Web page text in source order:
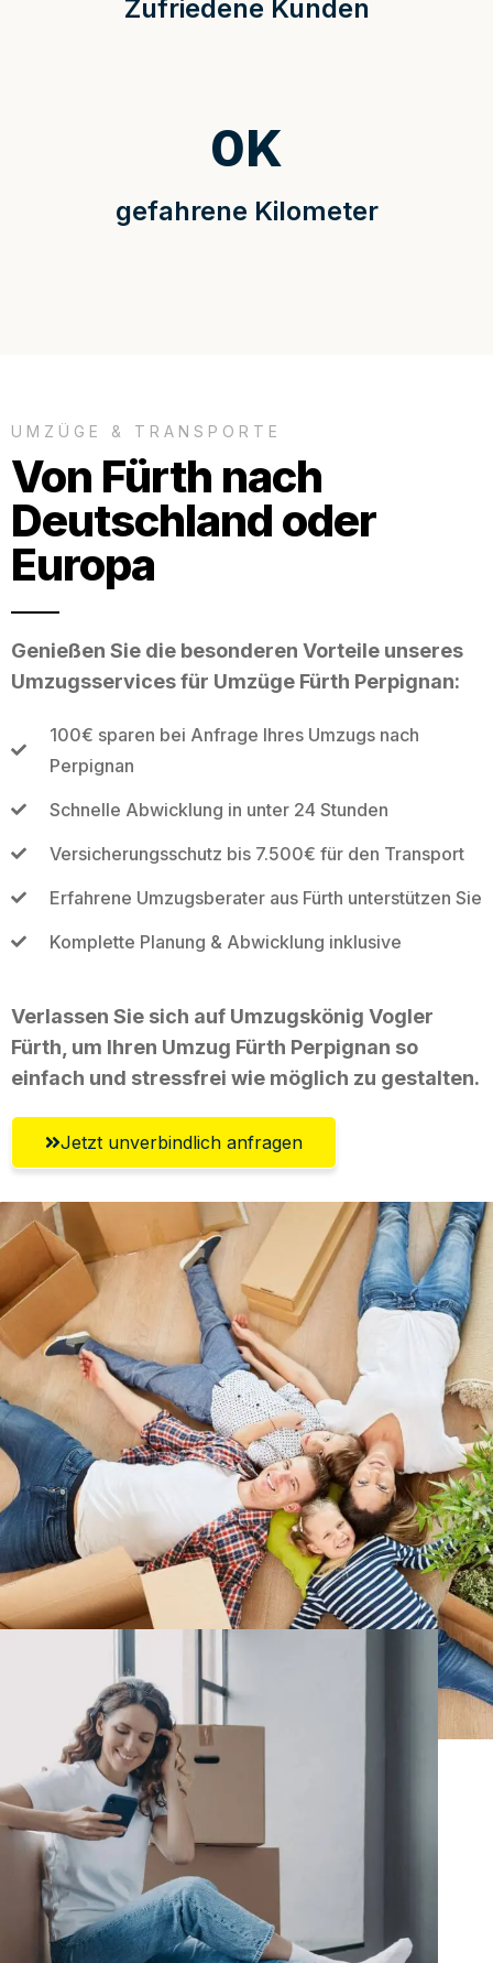
Zufriedene Kunden
gefahrene Kilometer
0K
UMZÜGE & TRANSPORTE
Von Fürth nach
Deutschland oder
Europa
Genießen Sie die besonderen Vorteile unseres
Umzugsservices für Umzüge Fürth Perpignan:
100€ sparen bei Anfrage Ihres Umzugs nach
Perpignan
Schnelle Abwicklung in unter 24 Stunden
Versicherungsschutz bis 7.500€ für den Transport
Erfahrene Umzugsberater aus Fürth unterstützen Sie
Komplette Planung & Abwicklung inklusive
Verlassen Sie sich auf Umzugskönig Vogler
Fürth, um Ihren Umzug Fürth Perpignan so
einfach und stressfrei wie möglich zu gestalten.
Jetzt unverbindlich anfragen